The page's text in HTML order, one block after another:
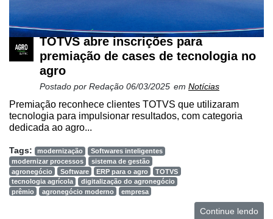
Cadastre-
Minha
conta
Notícias
Destaque
TOTVS abre inscrições para
premiação de cases de tecnologia no
agro
Postado por Redação 06/03/2025 em Notícias
Premiação reconhece clientes TOTVS que utilizaram
tecnologia para impulsionar resultados, com categoria
dedicada ao agro...
Tags: modernização
Softwares inteligentes
modernizar processos
sistema de gestão
agronegócio
Software ERP para o agro
TOTVS
tecnologia agrícola
digitalização do agronegócio
prêmio
agronegócio moderno empresa
Continue lendo